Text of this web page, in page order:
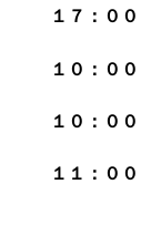
０ ～ ２
０ ～ １
０：００
００ ～